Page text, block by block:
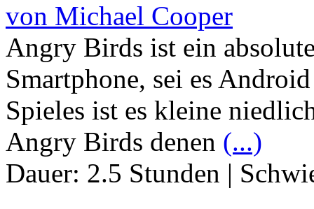
von Michael Cooper
Angry Birds ist ein
Smartphone, sei es
Spieles ist es kleine
Angry Birds denen (...)
Dauer: 2.5 Stunden |